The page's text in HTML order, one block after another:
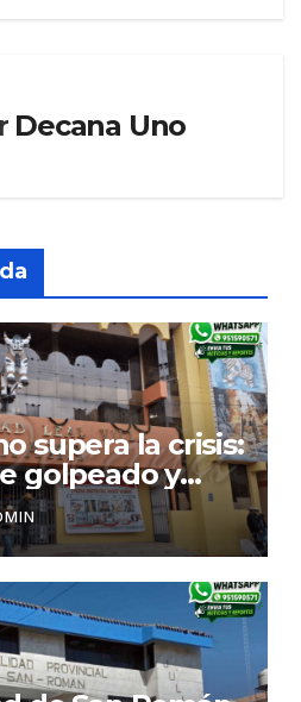
Decana Uno
supera la crisis:
golpeado y
al nuevo
para obras